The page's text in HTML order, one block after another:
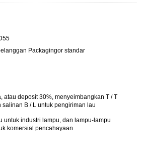
Packagingor standar
atau deposit 30%, menyeimbangkan T / T
salinan B / L untuk pengiriman lau
untuk industri lampu, dan lampu-lampu
komersial pencahayaan